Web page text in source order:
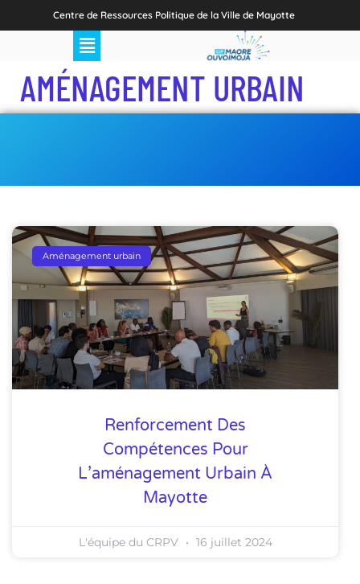
Centre de Ressources Politique de la Ville de Mayotte
AMÉNAGEMENT URBAIN
Aménagement urbain
Renforcement Des
Compétences Pour
L’aménagement Urbain À
Mayotte
L'équipe du CRPV 16 juillet 2024